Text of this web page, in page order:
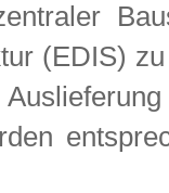
(EDIS)